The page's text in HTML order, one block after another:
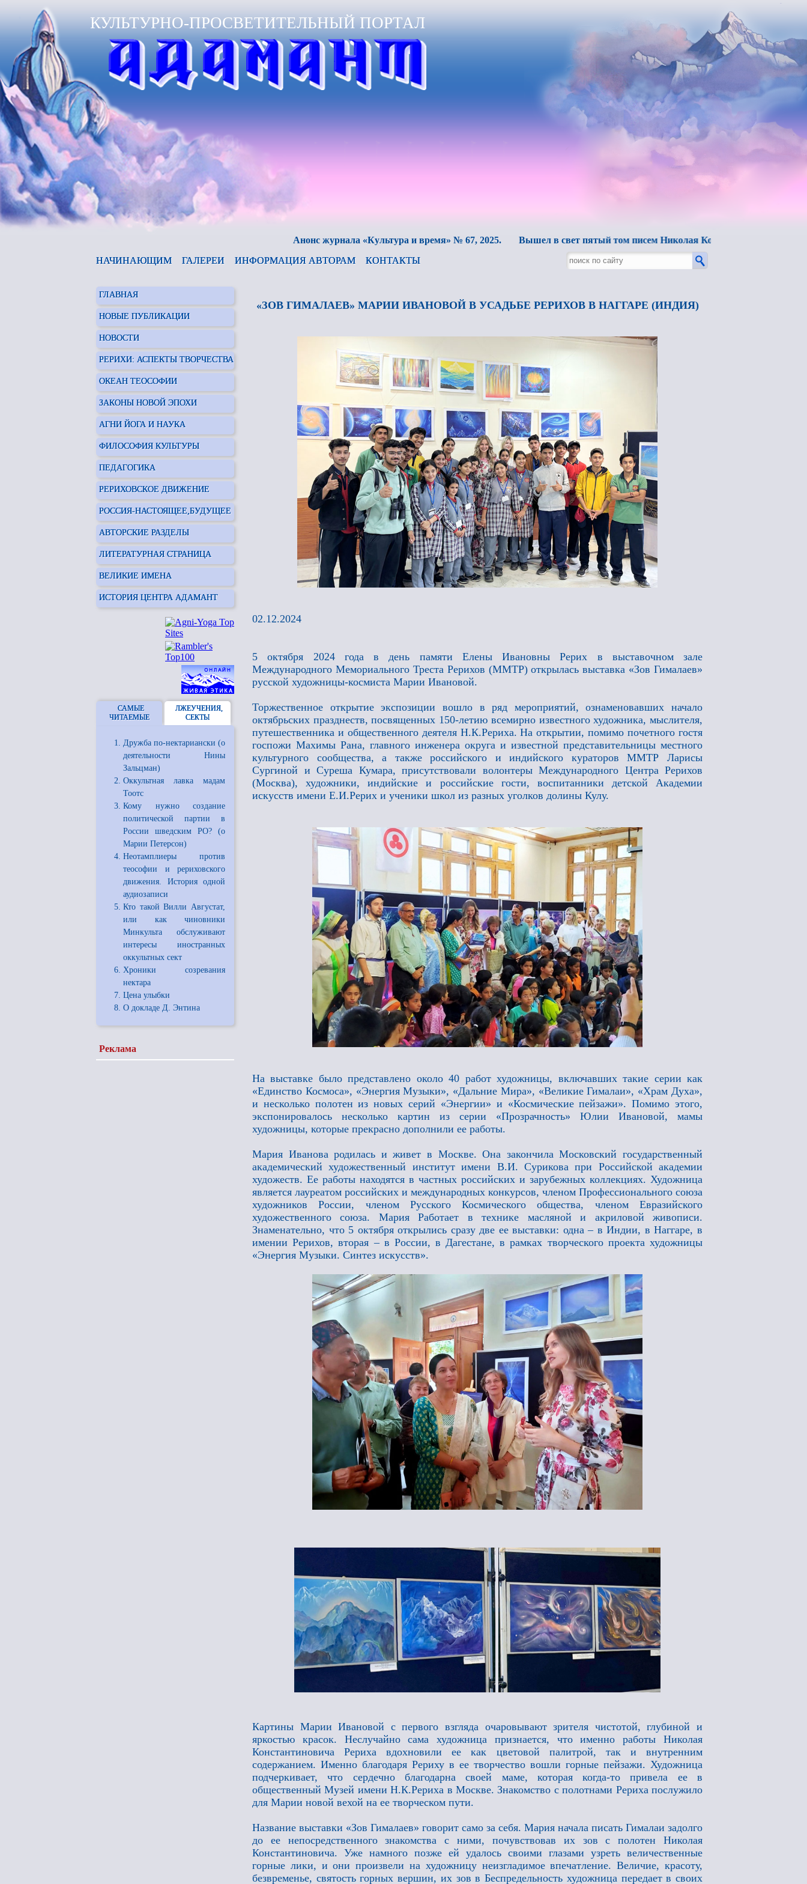
КУЛЬТУРНО-ПРОСВЕТИТЕЛЬНЫЙ ПОРТАЛ
Анонс журнала «Культура и время» № 67, 2025. Вышел в свет пятый том писем Николая Константиновича Рериха.
НАЧИНАЮЩИМ ГАЛЕРЕИ ИНФОРМАЦИЯ АВТОРАМ КОНТАКТЫ
ГЛАВНАЯ
НОВЫЕ ПУБЛИКАЦИИ
НОВОСТИ
РЕРИХИ: АСПЕКТЫ ТВОРЧЕСТВА
ОКЕАН ТЕОСОФИИ
ЗАКОНЫ НОВОЙ ЭПОХИ
АГНИ ЙОГА И НАУКА
ФИЛОСОФИЯ КУЛЬТУРЫ
ПЕДАГОГИКА
РЕРИХОВСКОЕ ДВИЖЕНИЕ
РОССИЯ-НАСТОЯЩЕЕ,БУДУЩЕЕ
АВТОРСКИЕ РАЗДЕЛЫ
ЛИТЕРАТУРНАЯ СТРАНИЦА
ВЕЛИКИЕ ИМЕНА
ИСТОРИЯ ЦЕНТРА АДАМАНТ
САМЫЕ
ЧИТАЕМЫЕ
ЛЖЕУЧЕНИЯ,
СЕКТЫ
Дружба по-нектариански (о
деятельности Нины
Зальцман)
Оккультная лавка мадам
Тоотс
Кому нужно создание
политической партии в
России шведским РО? (о
Марии Петерсон)
Неотамплиеры против
теософии и рериховского
движения. История одной
аудиозаписи
Кто такой Вилли Августат,
или как чиновники
Минкульта обслуживают
интересы иностранных
оккультных сект
Хроники созревания
нектара
Цена улыбки
О докладе Д. Энтина
Реклама
«ЗОВ ГИМАЛАЕВ» МАРИИ ИВАНОВОЙ В УСАДЬБЕ РЕРИХОВ В НАГГАРЕ (ИНДИЯ)
02.12.2024
5 октября 2024 года в день памяти Елены Ивановны Рерих в выставочном зале
Международного Мемориального Треста Рерихов (ММТР) открылась выставка «Зов Гималаев»
русской художницы-космиста Марии Ивановой.
Торжественное открытие экспозиции вошло в ряд мероприятий, ознаменовавших начало
октябрьских празднеств, посвященных 150-летию всемирно известного художника, мыслителя,
путешественника и общественного деятеля Н.К.Рериха. На открытии, помимо почетного гостя
госпожи Махимы Рана, главного инженера округа и известной представительницы местного
культурного сообщества, а также российского и индийского кураторов ММТР Ларисы
Сургиной и Суреша Кумара, присутствовали волонтеры Международного Центра Рерихов
(Москва), художники, индийские и российские гости, воспитанники детской Академии
искусств имени Е.И.Рерих и ученики школ из разных уголков долины Кулу.
На выставке было представлено около 40 работ художницы, включавших такие серии как
«Единство Космоса», «Энергия Музыки», «Дальние Мира», «Великие Гималаи», «Храм Духа»,
и несколько полотен из новых серий «Энергии» и «Космические пейзажи». Помимо этого,
экспонировалось несколько картин из серии «Прозрачность» Юлии Ивановой, мамы
художницы, которые прекрасно дополнили ее работы.
Мария Иванова родилась и живет в Москве. Она закончила Московский государственный
академический художественный институт имени В.И. Сурикова при Российской академии
художеств. Ее работы находятся в частных российских и зарубежных коллекциях. Художница
является лауреатом российских и международных конкурсов, членом Профессионального союза
художников России, членом Русского Космического общества, членом Евразийского
художественного союза. Мария Работает в технике масляной и акриловой живописи.
Знаменательно, что 5 октября открылись сразу две ее выставки: одна – в Индии, в Наггаре, в
имении Рерихов, вторая – в России, в Дагестане, в рамках творческого проекта художницы
«Энергия Музыки. Синтез искусств».
Картины Марии Ивановой с первого взгляда очаровывают зрителя чистотой, глубиной и
яркостью красок. Неслучайно сама художница признается, что именно работы Николая
Константиновича Рериха вдохновили ее как цветовой палитрой, так и внутренним
содержанием. Именно благодаря Рериху в ее творчество вошли горные пейзажи. Художница
подчеркивает, что сердечно благодарна своей маме, которая когда-то привела ее в
общественный Музей имени Н.К.Рериха в Москве. Знакомство с полотнами Рериха послужило
для Марии новой вехой на ее творческом пути.
Название выставки «Зов Гималаев» говорит само за себя. Мария начала писать Гималаи задолго
до ее непосредственного знакомства с ними, почувствовав их зов с полотен Николая
Константиновича. Уже намного позже ей удалось своими глазами узреть величественные
горные лики, и они произвели на художницу неизгладимое впечатление. Величие, красоту,
безвременье, святость горных вершин, их зов в Беспредельность художница передает в своих